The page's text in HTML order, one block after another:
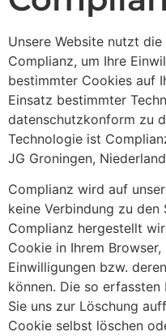
Unsere Website nutzt
Complianz, um Ihre
bestimmter Cookies auf
Einsatz bestimmter
datenschutzkonform zu
Technologie ist
JG Groningen,
Complianz wird auf
keine Verbindung zu
Complianz hergestellt
Cookie in Ihrem
Einwilligungen bzw.
können. Die so
Sie uns zur Löschung
Cookie selbst löschen